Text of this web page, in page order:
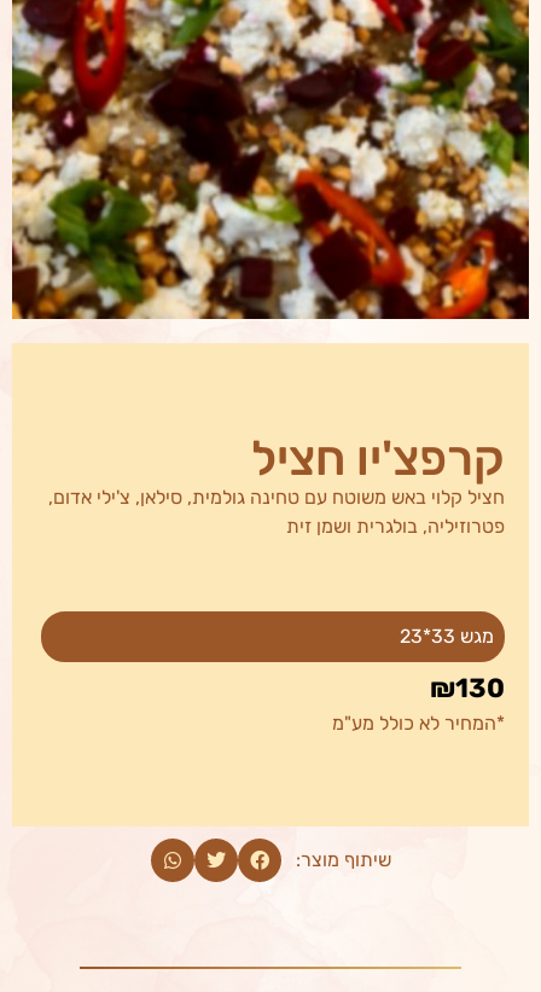
קרפצ'יו חציל
חציל קלוי באש משוטח עם טחינה גולמית, סילאן, צ'ילי אדום,
פטרוזיליה, בולגרית ושמן זית
מגש 33*23
₪130
*המחיר לא כולל מע"מ
שיתוף מוצר: